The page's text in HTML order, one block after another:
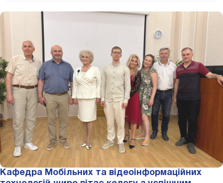
Кафедра Мобільних та відеоінформаційних